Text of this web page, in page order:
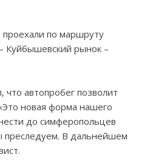
по маршруту
Куйбышевский рынок –
автопробег позволит
новая форма нашего
до симферопольцев
В дальнейшем